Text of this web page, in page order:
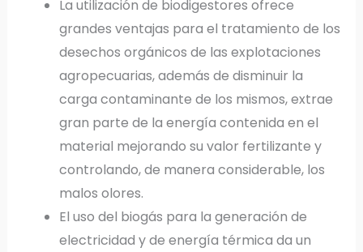
La utilización de biodigestores ofrece
grandes ventajas para el tratamiento de los
desechos orgánicos de las explotaciones
agropecuarias, además de disminuir la
carga contaminante de los mismos, extrae
gran parte de la energía contenida en el
material mejorando su valor fertilizante y
controlando, de manera considerable, los
malos olores.
El uso del biogás para la generación de
electricidad y de energía térmica da un